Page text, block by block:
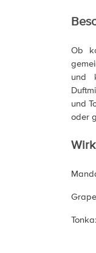
Ob
und
und
oder